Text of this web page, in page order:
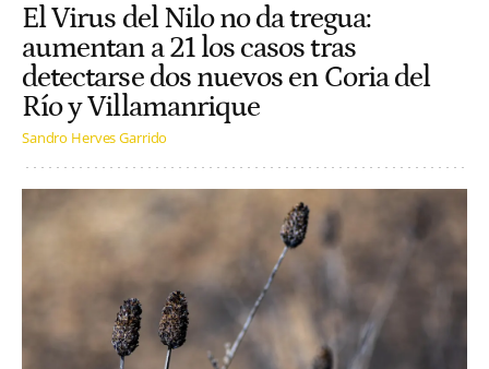
El Virus del Nilo no da tregua:
aumentan a 21 los casos tras
detectarse dos nuevos en Coria del
Río y Villamanrique
Sandro Herves Garrido